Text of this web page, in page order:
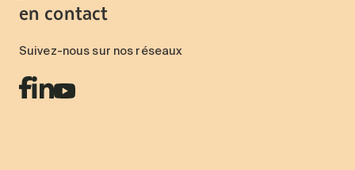
en contact
Suivez-nous sur nos réseaux